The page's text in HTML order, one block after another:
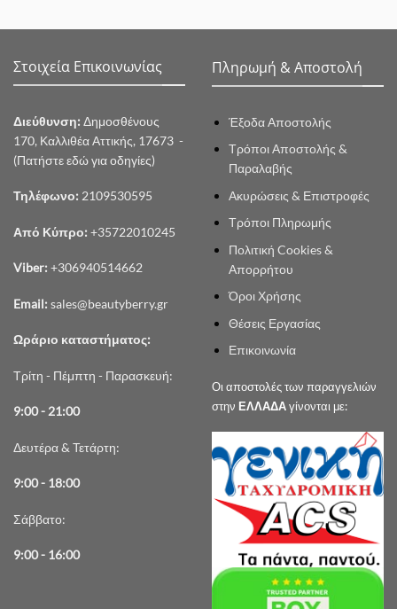
Στοιχεία Επικοινωνίας
Διεύθυνση: Δημοσθένους
170, Καλλιθέα Αττικής, 17673 -
(Πατήστε εδώ για οδηγίες)
Τηλέφωνο: 2109530595
Από Κύπρο: +35722010245
Viber: +306940514662
Email: sales@beautyberry.gr
Ωράριο καταστήματος:
Τρίτη - Πέμπτη - Παρασκευή:
9:00 - 21:00
Δευτέρα & Τετάρτη:
9:00 - 18:00
Σάββατο:
9:00 - 16:00
Πληρωμή & Αποστολή
Έξοδα Αποστολής
Τρόποι Αποστολής &
Παραλαβής
Ακυρώσεις & Επιστροφές
Τρόποι Πληρωμής
Πολιτική Cookies &
Απορρήτου
Όροι Χρήσης
Θέσεις Εργασίας
Επικοινωνία
Οι αποστολές των παραγγελιών
στην ΕΛΛΑΔΑγίνονται με: